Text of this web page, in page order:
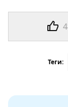
Теги: